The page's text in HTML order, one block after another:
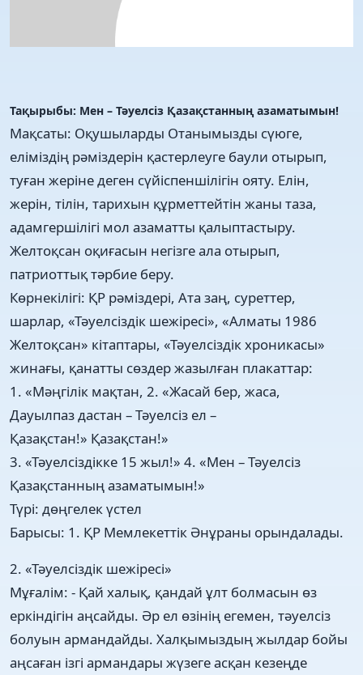
Тақырыбы: Мен – Тәуелсіз Қазақстанның азаматымын!
Мақсаты: Оқушыларды Отанымызды сүюге,
еліміздің рәміздерін қастерлеуге баули отырып,
туған жеріне деген сүйіспеншілігін ояту. Елін,
жерін, тілін, тарихын құрметтейтін жаны таза,
адамгершілігі мол азаматты қалыптастыру.
Желтоқсан оқиғасын негізге ала отырып,
патриоттық тәрбие беру.
Көрнекілігі: ҚР рәміздері, Ата заң, суреттер,
шарлар, «Тәуелсіздік шежіресі», «Алматы 1986
Желтоқсан» кітаптары, «Тәуелсіздік хроникасы»
жинағы, қанатты сөздер жазылған плакаттар:
1. «Мәңгілік мақтан, 2. «Жасай бер, жаса,
Дауылпаз дастан – Тәуелсіз ел –
Қазақстан!» Қазақстан!»
3. «Тәуелсіздікке 15 жыл!» 4. «Мен – Тәуелсіз
Қазақстанның азаматымын!»
Түрі: дөңгелек үстел
Барысы: 1. ҚР Мемлекеттік Әнұраны орындалады.
2. «Тәуелсіздік шежіресі»
Мұғалім: - Қай халық, қандай ұлт болмасын өз
еркіндігін аңсайды. Әр ел өзінің егемен, тәуелсіз
болуын армандайды. Халқымыздың жылдар бойы
аңсаған ізгі армандары жүзеге асқан кезеңде